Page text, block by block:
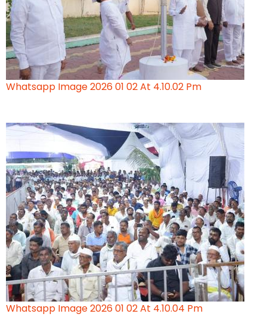
Whatsapp Image 2026 01 02 At 4.10.02 Pm
Whatsapp Image 2026 01 02 At 4.10.04 Pm